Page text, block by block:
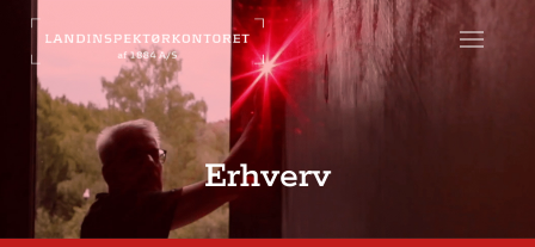
Gå til hovedindhold
Erhverv